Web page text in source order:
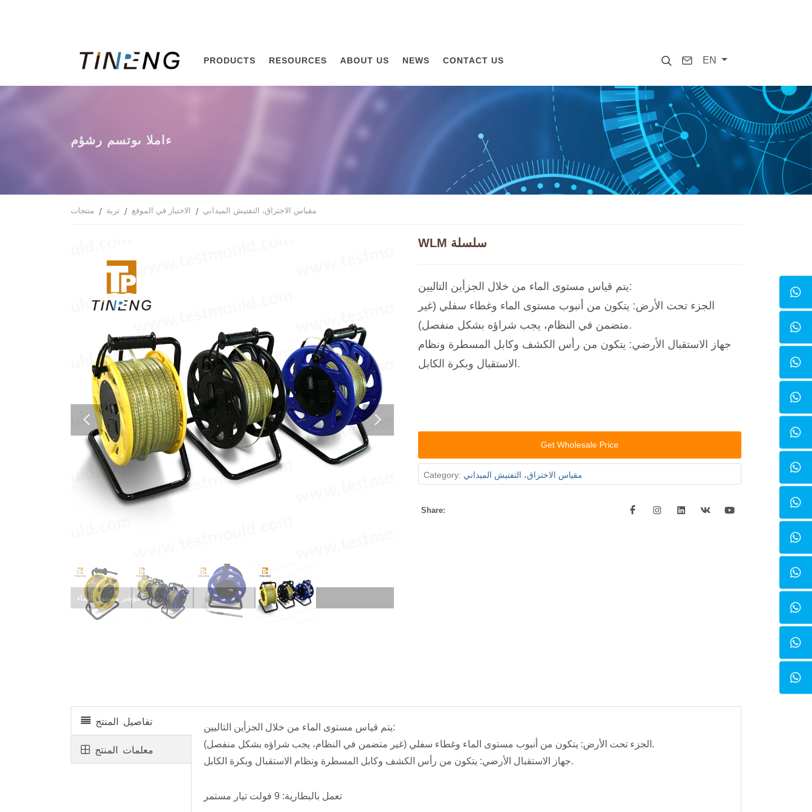
SearchContact
EN
PRODUCTS RESOURCES ABOUT US NEWS CONTACT US
مؤشر مستوى الماء
منتجات تربة الاختبار في الموقع مقياس الاختراق، التفتيش الميداني
مؤشر مستوى الماء
WLM سلسلة
يتم قياس مستوى الماء من خلال الجزأين التاليين:
الجزء تحت الأرض: يتكون من أنبوب مستوى الماء وغطاء سفلي (غير
متضمن في النظام، يجب شراؤه بشكل منفصل).
جهاز الاستقبال الأرضي: يتكون من رأس الكشف وكابل المسطرة ونظام
الاستقبال وبكرة الكابل.
Get Wholesale Price
Category: مقياس الاختراق، التفتيش الميداني
Share:
تفاصيل المنتج
معلمات المنتج
يتم قياس مستوى الماء من خلال الجزأين التاليين:
الجزء تحت الأرض: يتكون من أنبوب مستوى الماء وغطاء سفلي (غير متضمن في النظام، يجب شراؤه بشكل منفصل).
جهاز الاستقبال الأرضي: يتكون من رأس الكشف وكابل المسطرة ونظام الاستقبال وبكرة الكابل.
تعمل بالبطارية: 9 فولت تيار مستمر